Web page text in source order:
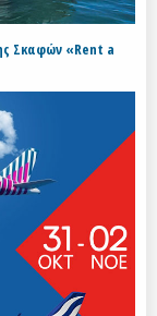
Σκαφών «Rent a